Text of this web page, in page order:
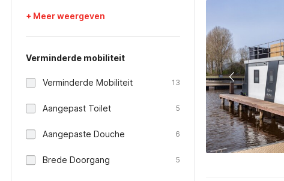
+ Meer weergeven
Verminderde mobiliteit
Verminderde Mobiliteit 13
Aangepast Toilet 5
Aangepaste Douche 6
Brede Doorgang 5